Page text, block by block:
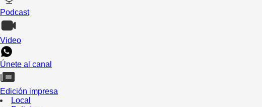
Podcast
Video
Únete al canal
Edición impresa
Local